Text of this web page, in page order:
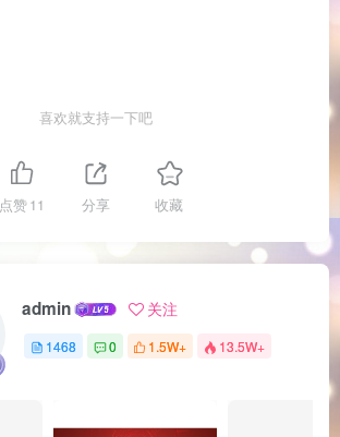
喜欢就支持一下吧
点赞11 分享 收藏
admin 关注
1468 0 1.5W+ 13.5W+